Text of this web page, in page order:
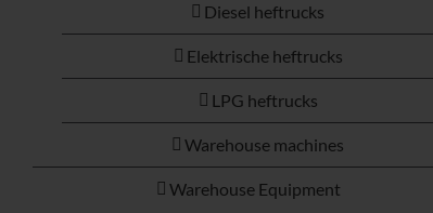
Diesel heftrucks
Elektrische heftrucks
LPG heftrucks
Warehouse machines
Warehouse Equipment